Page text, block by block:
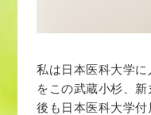
私は日本医科大学
をこの武蔵小杉、
後も日本医科大学